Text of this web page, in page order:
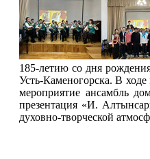
185-летию со дня
Усть-Каменогорска. В ходе
мероприятие ансамбль
презентация «И.
духовно-творческой